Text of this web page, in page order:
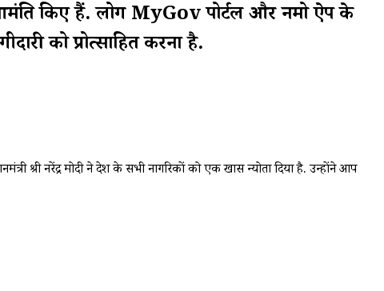
किए हैं. लोग MyGov पोर्टल और नमो ऐप के
को प्रोत्साहित करना है.
श्री नरेंद्र मोदी ने देश के सभी नागरिकों को एक खास न्योता दिया है. उन्होंने आप